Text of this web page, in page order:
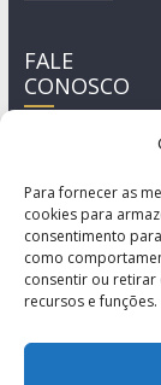
Para fornecer as
cookies para
consentimento
como
consentir ou
recursos e funções.
FALE
CONOSCO